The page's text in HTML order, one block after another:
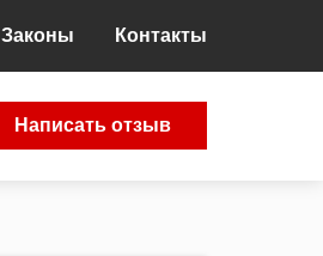
Законы Контакты
Написать отзыв